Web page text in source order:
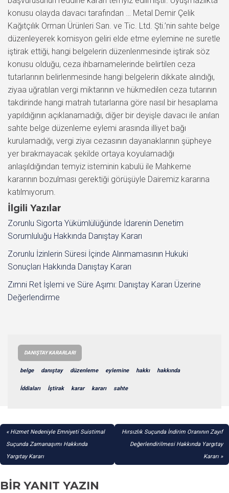
İlgili Yazılar
Zorunlu Sigorta Yükümlülüğünde İdarenin Denetim
Sorumluluğu Hakkında Danıştay Kararı
Zorunlu İzinlerin Süresi İçinde Alınmamasının Hukuki
Sonuçları Hakkında Danıştay Kararı
Zımni Ret İşlemi ve Süre Aşımı: Danıştay Kararı Üzerine
Değerlendirme
DANIŞTAY KARARLARI
belge danıştay düzenleme eylemine hakkı hakkında
İddiaları İştirak karar kararı sahte
YAZI
GEZINMESI
Hizmet Nedeniyle Emniyeti Suistimal
Suçunda Zamanaşımı Hakkında
Yargıtay Kararı
Hırsızlık Suçunda İndirim Oranının Zayıf
Değerlendirilmesi Hakkında Yargıtay
Kararı
BIR YANIT YAZIN